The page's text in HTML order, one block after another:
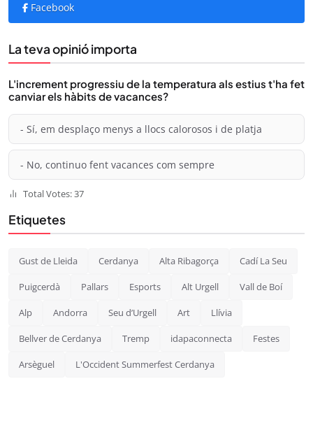
Facebook
La teva opinió importa
L'increment progressiu de la temperatura als estius t'ha fet
canviar els hàbits de vacances?
- Sí, em desplaço menys a llocs calorosos i de platja
- No, continuo fent vacances com sempre
Total Votes: 37
Etiquetes
Gust de Lleida Cerdanya Alta Ribagorça Cadí La Seu
Puigcerdà Pallars Esports Alt Urgell Vall de Boí
Alp Andorra Seu d’Urgell Art Llívia
Bellver de Cerdanya Tremp idapaconnecta Festes
Arsèguel L'Occident Summerfest Cerdanya